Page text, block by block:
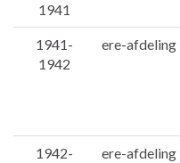
1941
1941-
1942
ere-afdeling
1942-
ere-afdeling